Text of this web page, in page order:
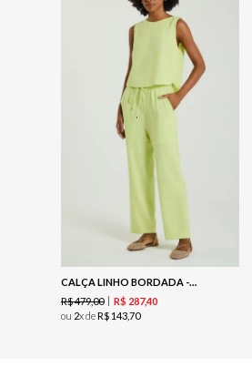
CALÇA LINHO BORDADA - LEMONADE / MARFIM
R$479,00 R$ 287,40
ou 2x deR$ 14370